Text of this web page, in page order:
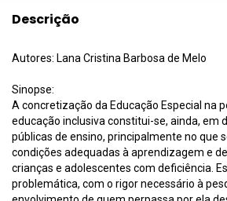
Descrição
Autores: Lana Cristina Barbosa de Melo
Sinopse:
A concretização da Educação Especial na
educação inclusiva constitui-se, ainda, em
públicas de ensino, principalmente no que
condições adequadas à aprendizagem e
crianças e adolescentes com deficiência.
problemática, com o rigor necessário à